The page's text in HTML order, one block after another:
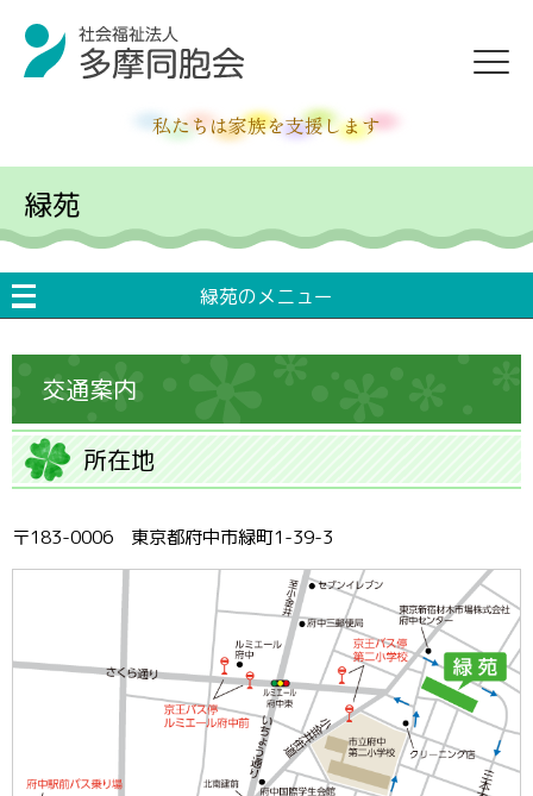
私たちは家族を支援します
緑苑
緑苑のメニュー
交通案内
所在地
〒183-0006 東京都府中市緑町1-39-3